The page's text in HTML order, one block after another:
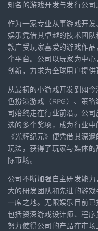
知名的游戏开发与发行公司
作为一家专业从事游戏开
娱乐凭借其卓越的技术团
款广受玩家喜爱的游戏作
个平台。公司以玩家为中
创新，力求为全球用户提供
从最初的小游戏开发到如
色扮演游戏（RPG）、策略
司始终走在行业前沿。公
选的多个奖项，成为行业
《光辉纪元》便凭借其深
玩法，获得了玩家与媒体
际市场。
公司不断加强自主研发能
大的研发团队和先进的游
一席之地。无限娱乐目前
包括资深游戏设计师、程
努力使得公司的产品在市场